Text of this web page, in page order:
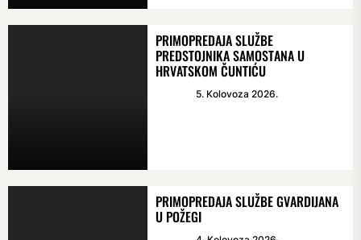
PRIMOPREDAJA SLUŽBE
PREDSTOJNIKA SAMOSTANA U
HRVATSKOM ČUNTIĆU
5. Kolovoza 2026.
PRIMOPREDAJA SLUŽBE GVARDIJANA
U POŽEGI